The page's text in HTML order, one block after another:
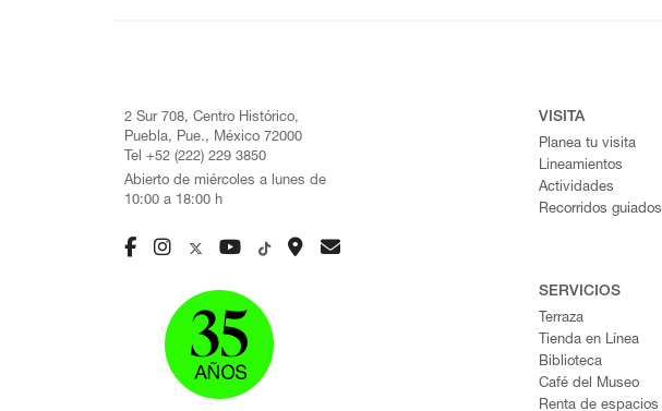
2 Sur 708, Centro Histórico,
Puebla, Pue., México 72000
Tel +52 (222) 229 3850
Abierto de miércoles a lunes de
10:00 a 18:00 h
VISITA
Planea tu visita
Lineamientos
Actividades
Recorridos guiados
SERVICIOS
Terraza
Tienda en Línea
Biblioteca
Café del Museo
Renta de espacios